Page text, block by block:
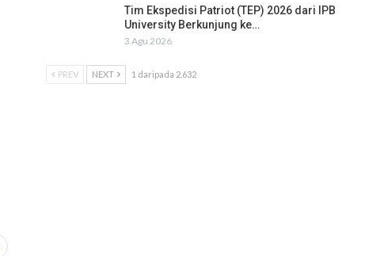
Tim Ekspedisi Patriot (TEP) 2026 dari IPB
University Berkunjung ke…
3 Agu 2026
PREV NEXT 1 daripada 2,632